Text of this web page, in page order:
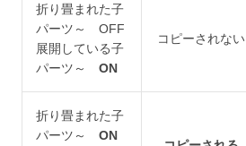
折り畳まれた子
パーツ～ OFF
展開している子
パーツ～ ON
コピーされない
折り畳まれた子
パーツ～ ON